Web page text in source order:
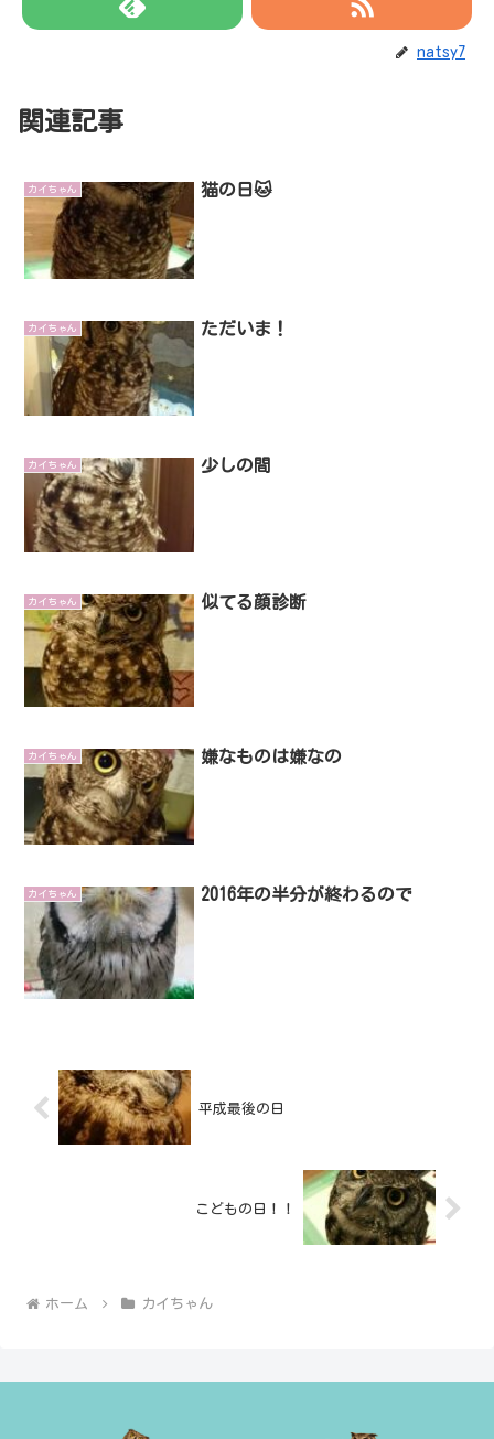
natsy7
関連記事
カイちゃん 猫の日🐱
カイちゃん ただいま！
カイちゃん 少しの間
カイちゃん 似てる顔診断
カイちゃん 嫌なものは嫌なの
カイちゃん 2016年の半分が終わるので
平成最後の日
こどもの日！！
ホーム カイちゃん